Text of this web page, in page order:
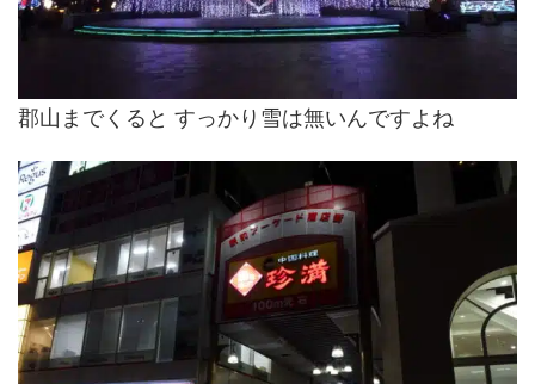
郡山までくると すっかり雪は無いんですよね